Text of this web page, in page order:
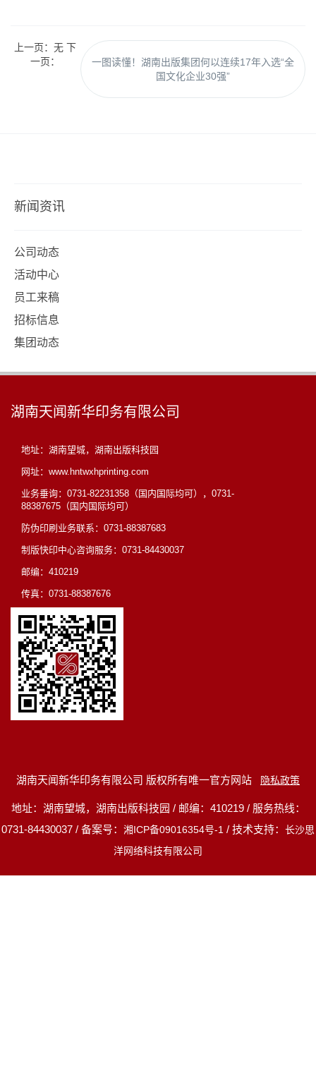
上一页：无 下
一页：
一图读懂！湖南出版集团何以连续17年入选“全
国文化企业30强”
新闻资讯
公司动态
活动中心
员工来稿
招标信息
集团动态
湖南天闻新华印务有限公司
地址：湖南望城，湖南出版科技园
网址：www.hntwxhprinting.com
业务垂询：0731-82231358（国内国际均可），0731-
88387675（国内国际均可）
防伪印刷业务联系：0731-88387683
制版快印中心咨询服务：0731-84430037
邮编：410219
传真：0731-88387676
湖南天闻新华印务有限公司 版权所有唯一官方网站 隐私政策
地址：湖南望城，湖南出版科技园 / 邮编：410219 / 服务热线：
0731-84430037 / 备案号： 湘ICP备09016354号-1 / 技术支持： 长沙思
洋网络科技有限公司